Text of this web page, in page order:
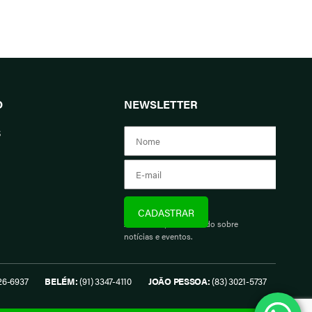
NEWSLETTER
Assine e fique informado sobre
notícias e eventos.
6937 BELÉM:(91) 3347-4110 JOÃO PESSOA:(83) 3021-5737